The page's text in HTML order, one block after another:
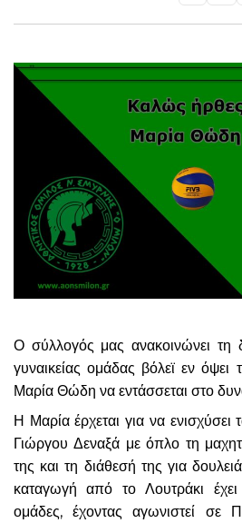
Ο σύλλογός μας ανακοινώνει τη
γυναικείας ομάδας βόλεϊ εν όψει
Μαρία Θώδη να εντάσσεται στο
Η Μαρία έρχεται για να
Γιώργου Δεναξά με όπλο τη
της και τη διάθεσή της για
καταγωγή από το Λουτράκι
ομάδες, έχοντας αγωνιστεί σε